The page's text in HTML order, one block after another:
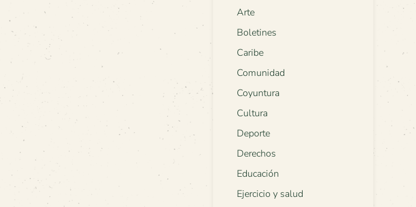
Arte
Boletines
Caribe
Comunidad
Coyuntura
Cultura
Deporte
Derechos
Educación
Ejercicio y salud